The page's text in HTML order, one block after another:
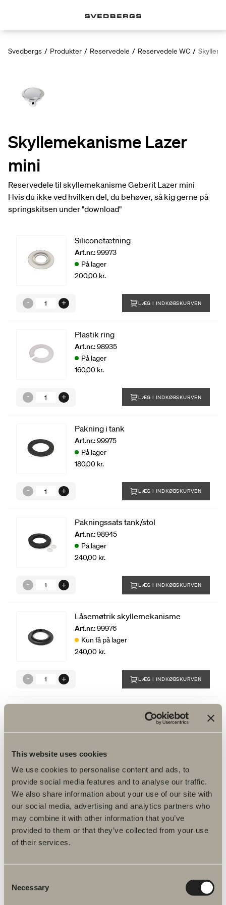
This website uses cookies
We use cookies to personalise content and ads, to
provide social media features and to analyse our traffic.
We also share information about your use of our site with
our social media, advertising and analytics partners who
may combine it with other information that you’ve
provided to them or that they’ve collected from your use
of their services.
Selection
Necessary
Svedbergs / Produkter / Reservedele / Reservedele WC /
Skyllemekanisme Lazer
mini
Reservedele til skyllemekanisme Geberit Lazer mini
Hvis du ikke ved hvilken del, du behøver, så kig gerne på
springskitsen under "download"
Siliconetætning
Art.nr.:99973
På lager
200,00 kr.
LÆG I INDKØBSKURVEN
Plastik ring
Art.nr.:98935
På lager
160,00 kr.
LÆG I INDKØBSKURVEN
Pakning i tank
Art.nr.:99975
På lager
180,00 kr.
LÆG I INDKØBSKURVEN
Pakningssats tank/stol
Art.nr.:98945
På lager
240,00 kr.
LÆG I INDKØBSKURVEN
Låsemøtrik skyllemekanisme
Art.nr.:99976
Kun få på lager
240,00 kr.
LÆG I INDKØBSKURVEN
Komplet fyldemekanisme
På lager
LÆG I INDKØBSKURVEN